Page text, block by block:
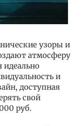
узоры и
атмосферу
идеально
и
доступная
свой
руб.